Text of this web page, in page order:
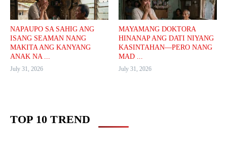
NAPAUPO SA SAHIG ANG
ISANG SEAMAN NANG
MAKITA ANG KANYANG
ANAK NA ...
July 31, 2026
MAYAMANG DOKTORA
HINANAP ANG DATI NIYANG
KASINTAHAN—PERO NANG
MAD ...
July 31, 2026
TOP 10 TREND